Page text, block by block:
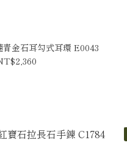
金石耳勾式耳環 E0043